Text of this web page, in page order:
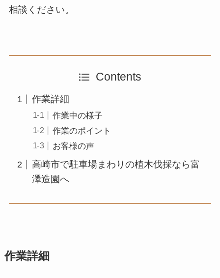
相談ください。
Contents
作業詳細
作業中の様子
作業のポイント
お客様の声
高崎市で駐車場まわりの植木伐採なら富
澤造園へ
作業詳細